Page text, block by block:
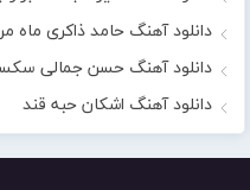
دانلود آهنگ حامد ذاکری ماه
دانلود آهنگ حسن جمالی
دانلود آهنگ اشکان حبه قند